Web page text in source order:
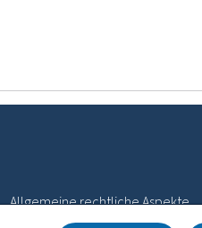
Allgemeine rechtliche Aspekte